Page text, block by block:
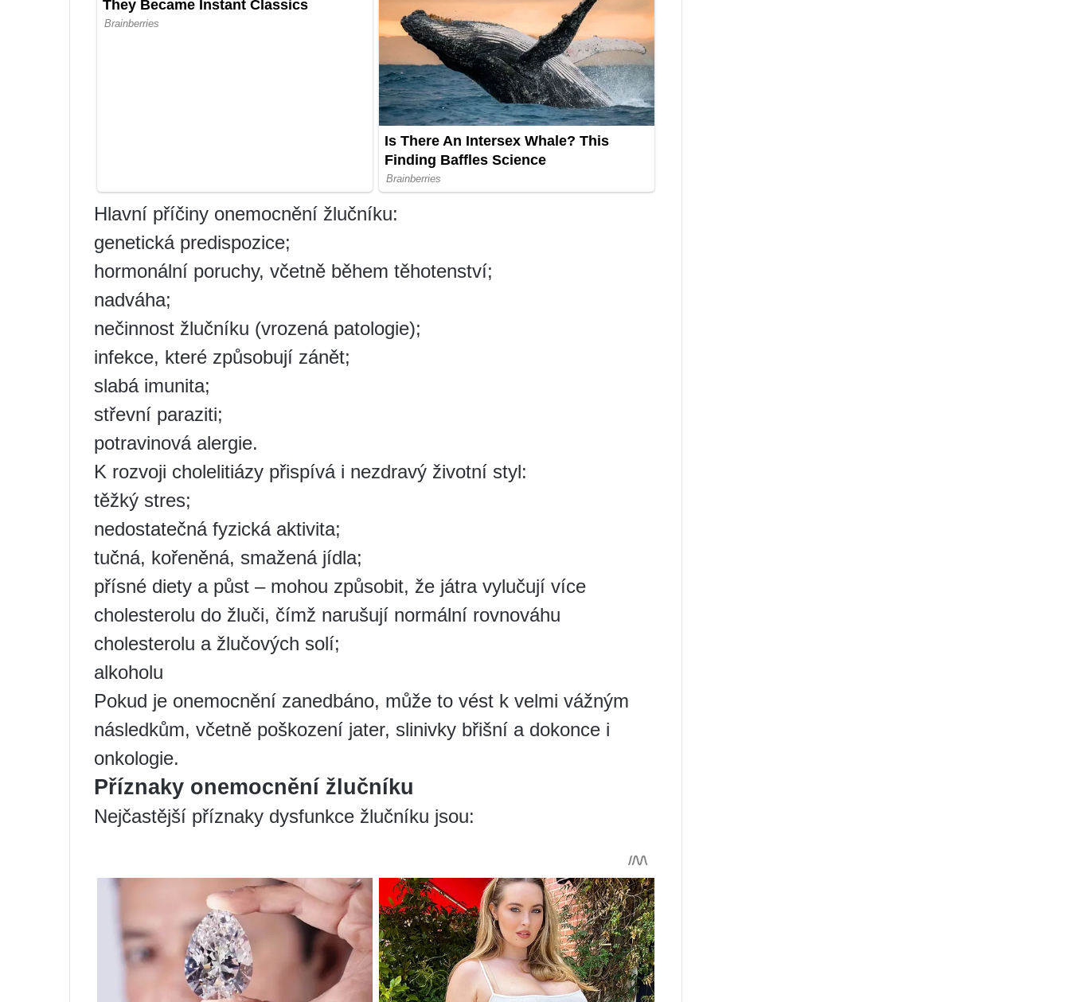
Hlavní příčiny onemocnění žlučníku:
genetická predispozice;
hormonální poruchy, včetně během těhotenství;
nadváha;
nečinnost žlučníku (vrozená patologie);
infekce, které způsobují zánět;
slabá imunita;
střevní paraziti;
potravinová alergie.
K rozvoji cholelitiázy přispívá i nezdravý životní styl:
těžký stres;
nedostatečná fyzická aktivita;
tučná, kořeněná, smažená jídla;
přísné diety a půst – mohou způsobit, že játra vylučují více
cholesterolu do žluči, čímž narušují normální rovnováhu
cholesterolu a žlučových solí;
alkoholu
Pokud je onemocnění zanedbáno, může to vést k velmi vážným
následkům, včetně poškození jater, slinivky břišní a dokonce i
onkologie.
Příznaky onemocnění žlučníku
Nejčastější příznaky dysfunkce žlučníku jsou: